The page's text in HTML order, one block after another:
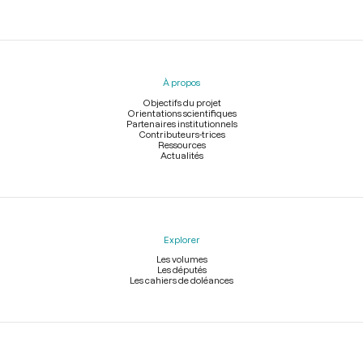
Menu
À propos
Objectifs du projet
Orientations scientifiques
Partenaires institutionnels
Contributeurs-trices
Ressources
Actualités
Explorer
Les volumes
Les députés
Les cahiers de doléances